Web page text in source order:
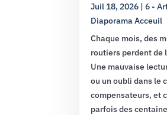
Juil 18, 2026 |6 -
Diaporama Acceuil
Chaque mois, des
routiers perdent de
Une mauvaise
ou un oubli dans le
compensateurs, et
parfois des